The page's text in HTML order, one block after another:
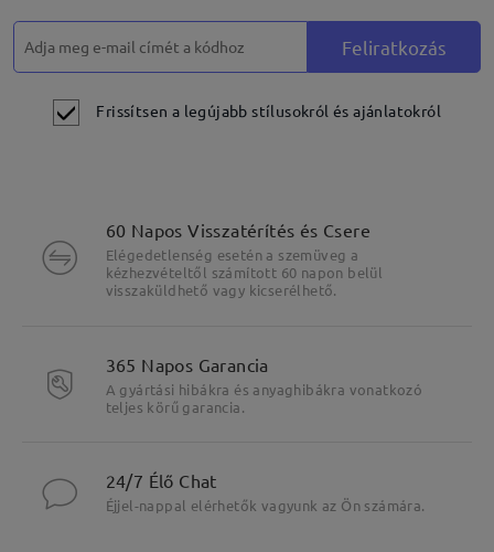
Feliratkozás
Frissítsen a legújabb stílusokról és ajánlatokról
60 Napos Visszatérítés és Csere
Elégedetlenség esetén a szemüveg a
kézhezvételtől számított 60 napon belül
visszaküldhető vagy kicserélhető.
365 Napos Garancia
A gyártási hibákra és anyaghibákra vonatkozó
teljes körű garancia.
24/7 Élő Chat
Éjjel-nappal elérhetők vagyunk az Ön számára.